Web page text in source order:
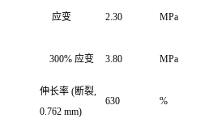
应变 2.30 MPa
300% 应变 3.80 MPa
伸长率 (断裂,
0.762 mm)
630 %